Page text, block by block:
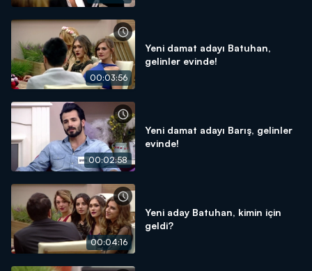
00:03:56
Yeni damat adayı Batuhan,
gelinler evinde!
00:02:58
Yeni damat adayı Barış, gelinler
evinde!
00:04:16
Yeni aday Batuhan, kimin için
geldi?